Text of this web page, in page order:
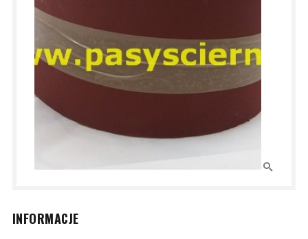
INFORMACJE